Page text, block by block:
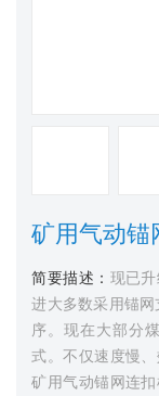
矿用气动锚
简要描述： 现已
进大多数采用锚
序。现在大部分
式。不仅速度慢
矿用气动锚网连